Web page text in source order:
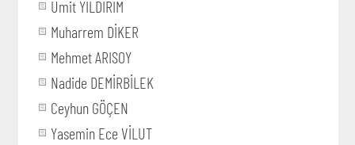
Ümit YILDIRIM
Muharrem DİKER
Mehmet ARISOY
Nadide DEMİRBİLEK
Ceyhun GÖÇEN
Yasemin Ece VİLUT